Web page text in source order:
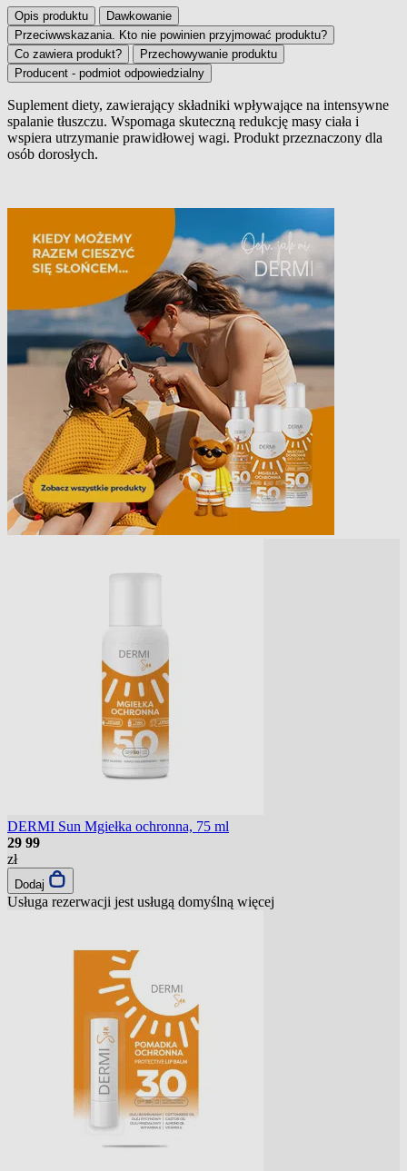
Opis produktu
Dawkowanie
Przeciwwskazania. Kto nie powinien przyjmować produktu?
Co zawiera produkt?
Przechowywanie produktu
Producent - podmiot odpowiedzialny
Opis produktu
Suplement diety, zawierający składniki wpływające na intensywne
spalanie tłuszczu. Wspomaga skuteczną redukcję masy ciała i
wspiera utrzymanie prawidłowej wagi. Produkt przeznaczony dla
osób dorosłych.
DERMI Sun Mgiełka ochronna, 75 ml
29 99
zł
Dodaj
Usługa rezerwacji jest usługą domyślną więcej